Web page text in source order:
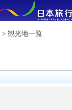
> 観光地一覧